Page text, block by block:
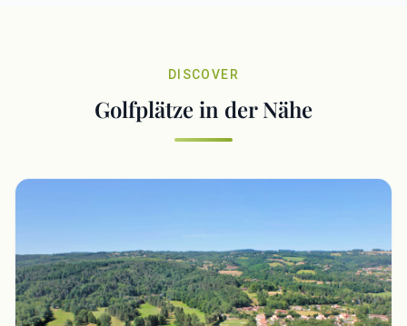
DISCOVER
Golfplätze in der Nähe